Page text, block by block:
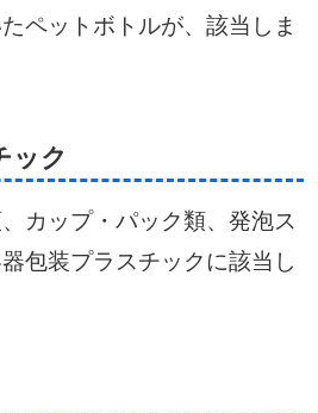
ペットボトルが、該当しま
ック
カップ・パック類、発泡ス
包装プラスチックに該当し